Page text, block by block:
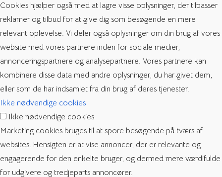
Cookies hjælper også med at lagre visse oplysninger, der tilpasser
reklamer og tilbud for at give dig som besøgende en mere
relevant oplevelse. Vi deler også oplysninger om din brug af vores
website med vores partnere inden for sociale medier,
annonceringspartnere og analysepartnere. Vores partnere kan
kombinere disse data med andre oplysninger, du har givet dem,
eller som de har indsamlet fra din brug af deres tjenester.
Ikke nødvendige cookies
Ikke nødvendige cookies
Marketing cookies bruges til at spore besøgende på tværs af
websites. Hensigten er at vise annoncer, der er relevante og
engagerende for den enkelte bruger, og dermed mere værdifulde
for udgivere og tredjeparts annoncører.